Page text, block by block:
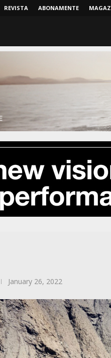
REVISTA ABONAMENTE
January 26, 2022